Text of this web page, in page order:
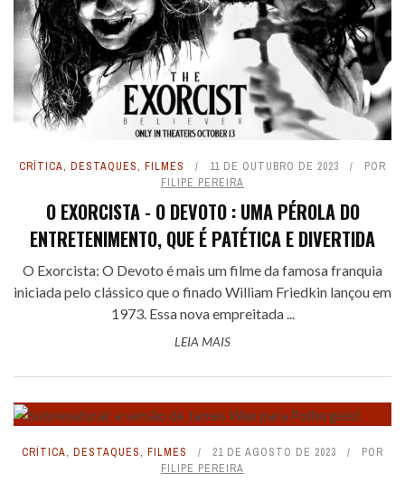
CRÍTICA, DESTAQUES, FILMES 11 DE OUTUBRO DE 2023
POR
FILIPE PEREIRA
O EXORCISTA - O DEVOTO : UMA PÉROLA DO
ENTRETENIMENTO, QUE É PATÉTICA E DIVERTIDA
O Exorcista: O Devoto é mais um filme da famosa franquia
iniciada pelo clássico que o finado William Friedkin lançou em
1973. Essa nova empreitada ...
LEIA MAIS
CRÍTICA, DESTAQUES, FILMES 21 DE AGOSTO DE 2023
POR
FILIPE PEREIRA